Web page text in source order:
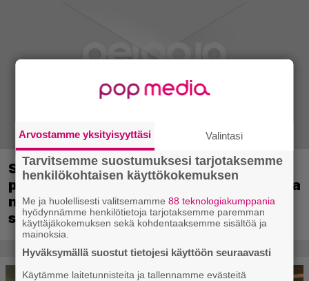
Sony kertoo kuulleensa PlayStation-
pelilevyjen valmistuksen lopettamisesta
nousseen kritiikin – aikoo silti pysyä
suunnitelmassaan
Arvostamme yksityisyyttäsi Valintasi
Tarvitsemme suostumuksesi tarjotaksemme
henkilökohtaisen käyttökokemuksen
Me ja huolellisesti valitsemamme88 teknologiakumppania
hyödynnämme henkilötietoja tarjotaksemme paremman
käyttäjäkokemuksen sekä kohdentaaksemme sisältöä ja
mainoksia.
Hyväksymällä suostut tietojesi käyttöön seuraavasti
Käytämme laitetunnisteita ja tallennamme evästeitä